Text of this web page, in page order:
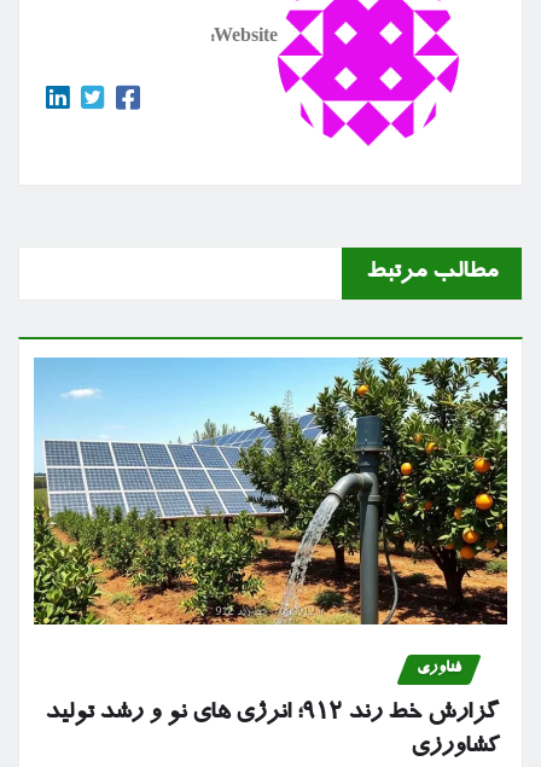
Website:
مطالب مرتبط
فناوری
گزارش خط رند ۹۱۲؛ انرژی های نو و رشد تولید
کشاورزی